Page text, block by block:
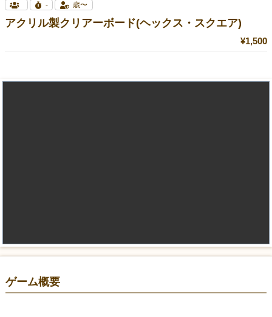
- 歳〜
アクリル製クリアーボード(ヘックス・スクエア)
¥1,500
ゲーム概要